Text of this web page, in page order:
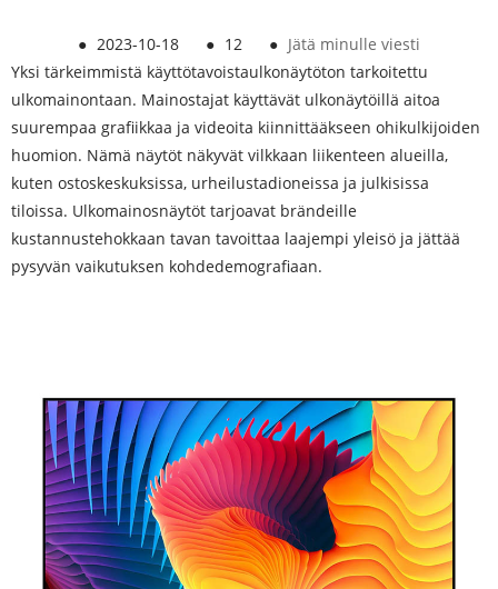
● 2023-10-18 ● 12 ● Jätä minulle viesti
Yksi tärkeimmistä käyttötavoistaulkonäytöton tarkoitettu
ulkomainontaan. Mainostajat käyttävät ulkonäytöillä aitoa
suurempaa grafiikkaa ja videoita kiinnittääkseen ohikulkijoiden
huomion. Nämä näytöt näkyvät vilkkaan liikenteen alueilla,
kuten ostoskeskuksissa, urheilustadioneissa ja julkisissa
tiloissa. Ulkomainosnäytöt tarjoavat brändeille
kustannustehokkaan tavan tavoittaa laajempi yleisö ja jättää
pysyvän vaikutuksen kohdedemografiaan.